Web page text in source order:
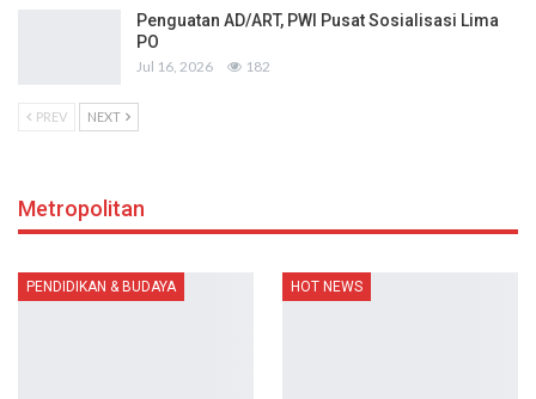
Penguatan AD/ART, PWI Pusat Sosialisasi Lima
PO
Jul 16, 2026 182
PREV NEXT
Metropolitan
PENDIDIKAN & BUDAYA HOT NEWS